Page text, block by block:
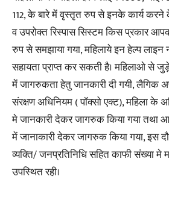
112, के बारे में वृस्तृत रुप से इनके कार्य करने
व उपरोक्त रिस्पास सिस्टम किस प्रकार
रुप से समझाया गया, महिलाये इन हेल्प लाइन
सहायता प्राप्त कर सकती है। महिलाओ से
में जागरुकता हेतु जानकारी दी गयी, लैगिक
संरक्षण अधिनियम ( पॉक्सो एक्ट), महिला के
मे जानकारी देकर जागरुक किया गया तथा
में जानाकारी देकर जागरुक किया गया, इस
व्यक्ति/ जनप्रतिनिधि सहित काफी संख्या मे
उपस्थित रही।